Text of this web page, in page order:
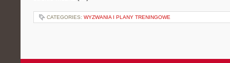
CATEGORIES: WYZWANIA I PLANY TRENINGOWE